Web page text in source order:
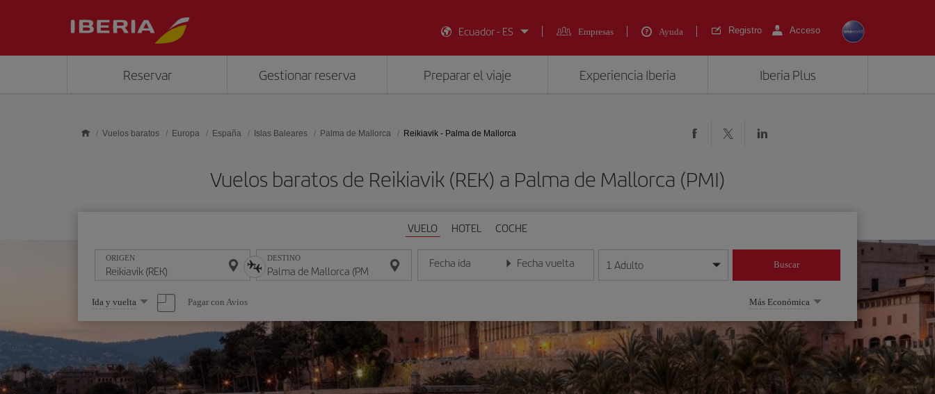
Ecuador - ES
Empresas Ayuda Registro Acceso
Reservar Gestionar reserva Preparar el viaje Experiencia Iberia Iberia Plus
Vuelos baratos Europa España Islas Baleares Palma de Mallorca Reikiavik - Palma de Mallorca
Vuelos baratos de Reikiavik (REK) a Palma de Mallorca (PMI)
VUELO HOTEL COCHE
ORIGEN DESTINO Fecha ida
Introduce la fecha en formato día/mes/año
Fecha vuelta
Introduce la fecha en formato día/mes/año
1 Adulto Buscar
Seleccione
una
opción
Ida y vuelta Pagar con Avios Más Económica